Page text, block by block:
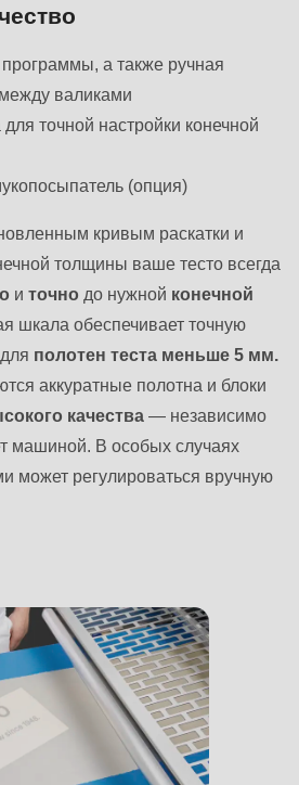
а также ручная
валиками
точной настройки конечной
(опция)
кривым раскатки и
толщины ваше тесто всегда
и точно до нужной конечной
шкала обеспечивает точную
полотен теста меньше 5 мм.
аккуратные полотна и блоки
качества — независимо
машиной. В особых случаях
может регулироваться вручную